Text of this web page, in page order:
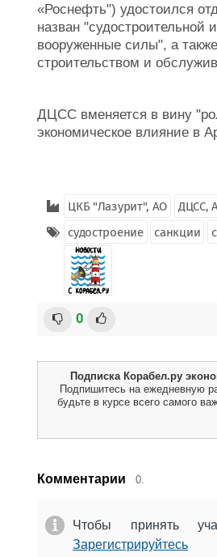
«Роснефть") удостоился
назван
вооруженные силы", а
строительством и
ДЦСС вменяется в вину
экономическое влияние в
ЦКБ "Лазурит", АО ДЦСС,
судостроение
санкции
0
Подписка Корабел.ру
Подпишитесь на ежедневную
будьте в курсе всего самого
Комментарии 0.
Чтобы принять
Зарегистрируйтесь